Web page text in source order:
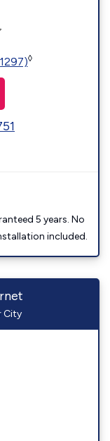
◊
5 years. No
included.
City